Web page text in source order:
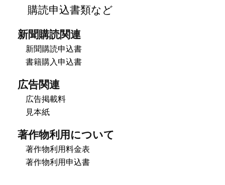
購読申込書類など
新聞購読関連
新聞購読申込書
書籍購入申込書
広告関連
広告掲載料
見本紙
著作物利用について
著作物利用料金表
著作物利用申込書